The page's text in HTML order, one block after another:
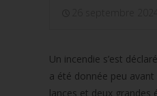
Un incendie s’est
a été donnée peu
lances et deux grandes